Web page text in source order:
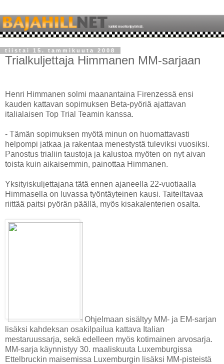
tiistai 15. tammikuuta 2008
Trialkuljettaja Himmanen MM-sarjaan
Henri Himmanen solmi maanantaina Firenzessä ensi
kauden kattavan sopimuksen Beta-pyöriä ajattavan
italialaisen Top Trial Teamin kanssa.
- Tämän sopimuksen myötä minun on huomattavasti
helpompi jatkaa ja rakentaa menestystä tuleviksi vuosiksi.
Panostus trialiin taustoja ja kalustoa myöten on nyt aivan
toista kuin aikaisemmin, painottaa Himmanen.
Yksityiskuljettajana tätä ennen ajaneella 22-vuotiaalla
Himmasella on luvassa työntäyteinen kausi. Taiteiltavaa
riittää paitsi pyörän päällä, myös kisakalenterien osalta.
- Ohjelmaan sisältyy MM- ja EM-sarjan
lisäksi kahdeksan osakilpailua kattava Italian
mestaruussarja, sekä edelleen myös kotimainen arvosarja.
MM-sarja käynnistyy 30. maaliskuuta Luxemburgissa
Ettelbruckin maisemissa Luxemburgin lisäksi MM-pisteistä